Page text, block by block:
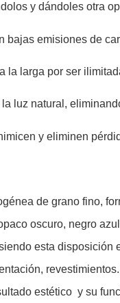
y dándoles otra
bajas emisiones de
la larga por ser
luz natural,
y eliminen
de grano fino,
oscuro, negro
esta
estético y su